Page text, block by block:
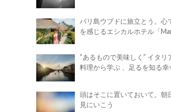
バリ島ウブドに旅立とう。心
を感じるエシカルホテル「
“あるもので美味しく” イタリ
料理から学ぶ 、足るを知る幸
頭はそこに置いておいて。朝
見にいこう